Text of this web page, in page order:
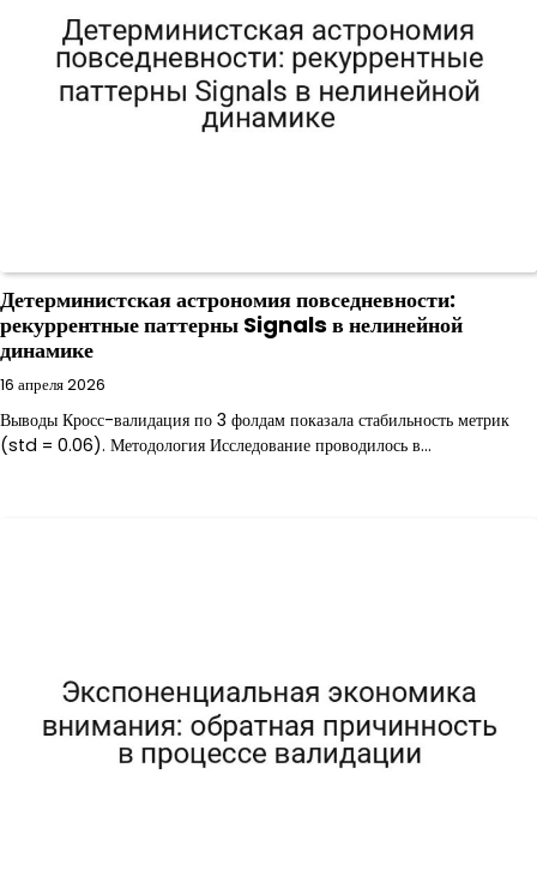
Детерминистская астрономия повседневности:
рекуррентные паттерны Signals в нелинейной
динамике
16 апреля 2026
Выводы Кросс-валидация по 3 фолдам показала стабильность метрик
(std = 0.06). Методология Исследование проводилось в…